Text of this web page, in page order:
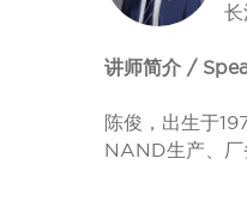
长
讲师简介 /
陈俊，出生于
NAND生产、厂